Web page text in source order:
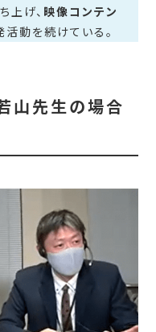
上げ、 映像コンテン
活動を続けている。
山先生の場合